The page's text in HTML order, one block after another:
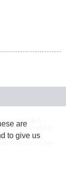
許諾番号：
許諾番号：
are
to give us